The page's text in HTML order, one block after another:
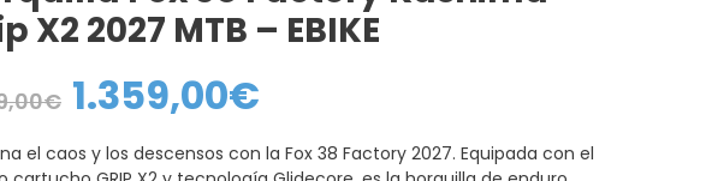
X2 2027 MTB – EBIKE
€
El
precio
original
1.699,00€.
1.359,00€
1.359,00€.
el caos y los descensos con la Fox 38 Factory 2027. Equipada con el